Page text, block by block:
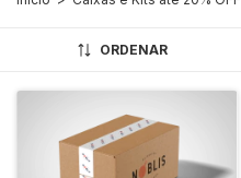
ORDENAR